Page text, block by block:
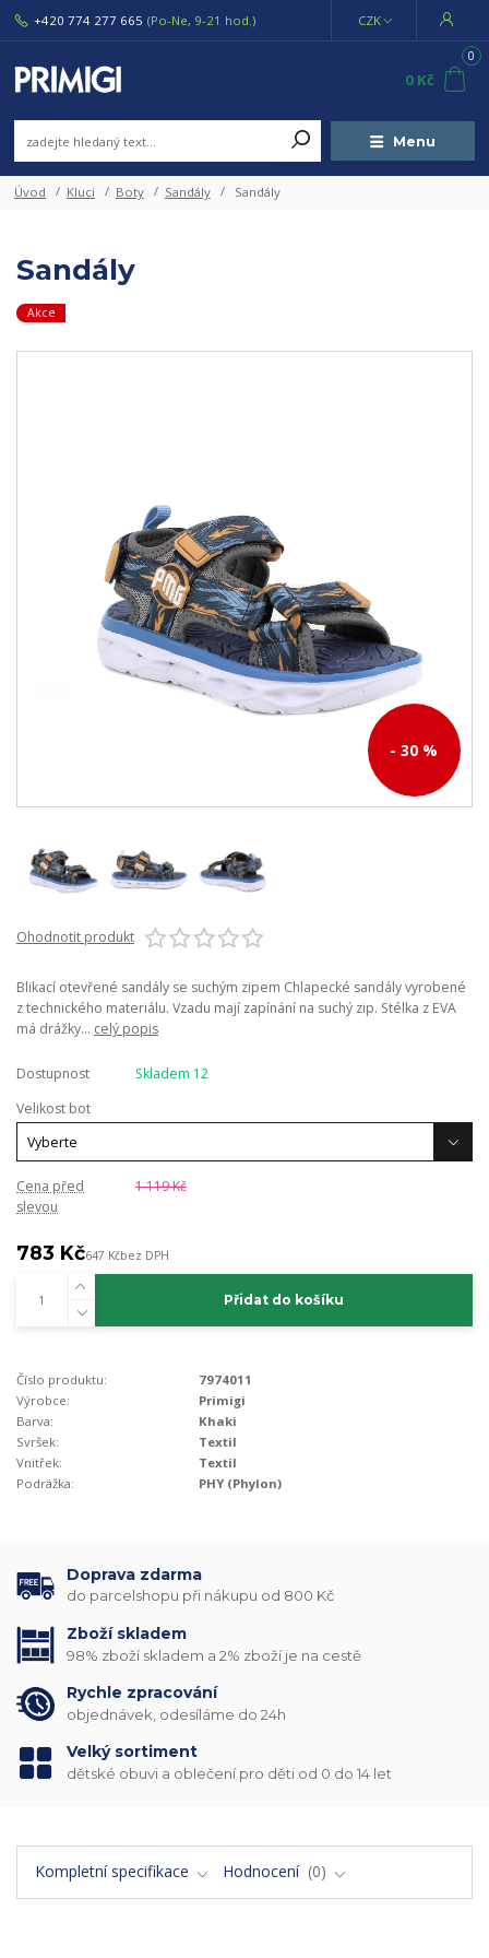
Menu
CZK
+420 774 277 665 (Po-Ne, 9-21 hod.)
0
0 Kč
Úvod Kluci Boty Sandály Sandály
Sandály
Akce
- 30 %
Ohodnotit produkt
Blikací otevřené sandály se suchým zipem Chlapecké sandály vyrobené
z technického materiálu. Vzadu mají zapínání na suchý zip. Stélka z EVA
má drážky... celý popis
Dostupnost
Skladem 12
Velikost bot
Cena před
slevou
1 119 Kč
783 Kč647 Kčbez DPH
Přidat do košíku
Číslo produktu:
7974011
Výrobce:
Primigi
Barva:
Khaki
Svršek:
Textil
Vnitřek:
Textil
Podrážka:
PHY (Phylon)
Doprava zdarma
do parcelshopu při nákupu od 800 Kč
Zboží skladem
98% zboží skladem a 2% zboží je na cestě
Rychle zpracování
objednávek, odesíláme do 24h
Velký sortiment
dětské obuvi a oblečení pro děti od 0 do 14 let
Kompletní specifikace Hodnocení 0